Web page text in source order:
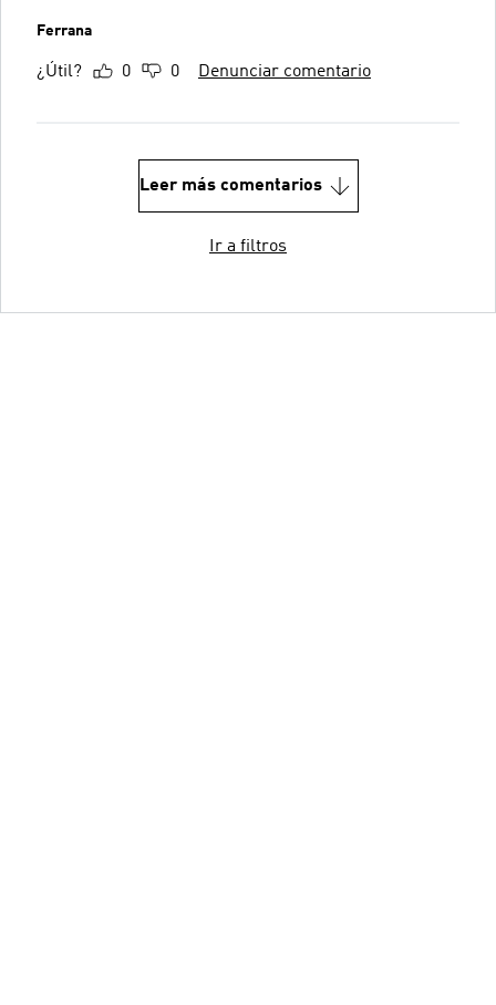
Ferrana
¿Útil? 0 0 Denunciar comentario
Leer más comentarios
Ir a filtros